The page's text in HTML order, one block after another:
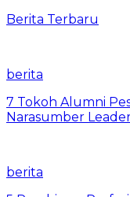
Berita Terbaru
berita
7 Tokoh Alumni
Narasumber
berita